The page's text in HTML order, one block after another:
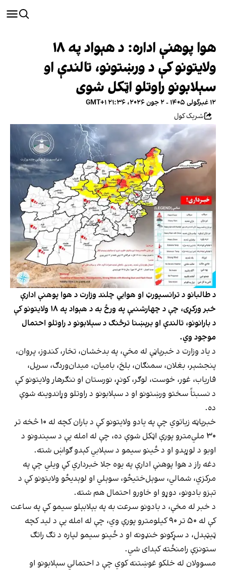
هوا پوهنې اداره: د هېواد په ۱۸
ولایتونو کې د ورښتونو، تالندې او
سېلابونو راوتلو اټکل شوی
۱۲ غبرگولی ۱۴۰۵ - ۲ جون ۲۰۲۶، ۲۱:۳۶ GMT+۱
شریک کول
د طالبانو د ترانسپورټ او هوايي چلند وزارت د هوا پوهنې ادارې
خبر ورکړی، چې د چهارشنبې په ورځ به د هېواد په ۱۸ ولایتونو کې
د بارانونو، تالندې او برېښنا ترڅنګ د سېلابونو د راوتلو احتمال
موجود وي.
د یاد وزارت د خبرپاڼې له مخې، په بدخشان، تخار، کندوز، پروان،
پنجشېر، بغلان، سمنګان، بلخ، بامیان، میدان‌وردګ، سرپل،
فاریاب، غور، خوست، لوګر، کونړ، نورستان او ننګرهار ولایتونو کې
د نسبتاً سختو ورښتونو او د سېلابونو د راوتلو وړاندوینه شوې
ده.
خبرپاڼه زیاتوي چې په یادو ولایتونو کې د باران کچه له ۱۰ څخه تر
۳۰ ملي‌مترو پورې اټکل شوې ده، چې له امله یې د سیندونو د
اوبو د لوړېدو او د ځینو سیمو د سېلابي کېدو ګواښ شته.
دغه راز د هوا پوهنې ادارې په یوه جلا خبرداري کې ویلي چې په
مرکزي، شمالي، سوېل‌ختیځو، سوېلي او لوېدیځو ولایتونو کې د
تېزو بادونو، دوړو او خاورو احتمال هم شته.
د خبر له مخې، د بادونو سرعت به په بېلابېلو سیمو کې په ساعت
کې له ۵۰ تر ۹۰ کیلومترو پورې وي، چې له امله یې د لید کچه
ټیټېدل، د سړکونو خنډونه او د ځینو سیمو لپاره د تګ راتګ
ستونزې رامنځته کېدای شي.
مسوولان له خلکو غوښتنه کوي چې د احتمالي سېلابونو او